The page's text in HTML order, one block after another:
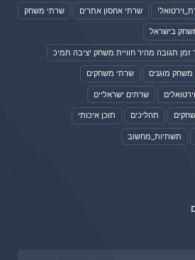
שרתי אחסון אתרים שרתי משחק
בישראל
תגובה מהיר חוויית משחק יציבה תמיכ
מוגנים שרתי משחקים
שרתים ישראליים
תהליכים תוכן איכותי
תשתיות_מחשוב